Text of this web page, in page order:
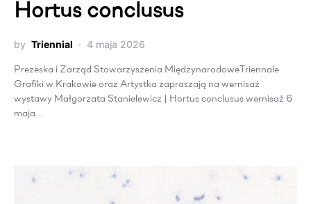
Hortus conclusus
by Triennial 4 maja 2026
Prezeska i Zarząd Stowarzyszenia MiędzynarodoweTriennale
Grafiki w Krakowie oraz Artystka zapraszają na wernisaż
wystawy Małgorzata Stanielewicz | Hortus conclusus wernisaż 6
maja…